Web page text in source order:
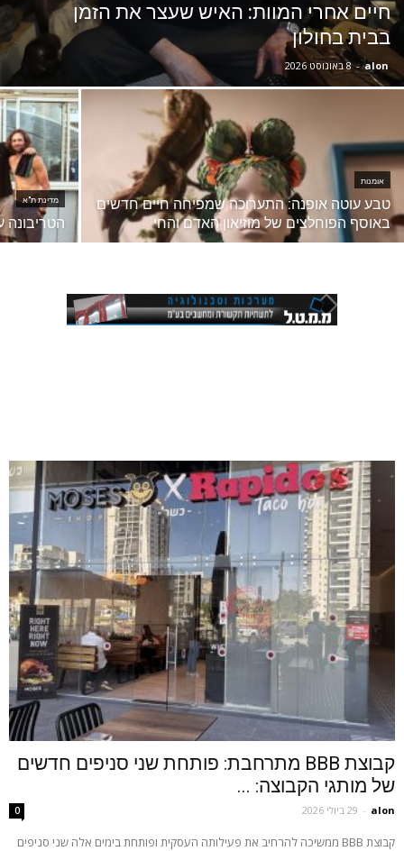
חיים אחרי המוות: האיש שעצר את הזמן
בבית בחולון
alon
- 8 באוגוסט 2026
אומנות
טבע עוטה אופנה: התערוכה שמפיחה חיים חדשים
באוסף הפוחלצים של מוזיאון האדם והחי
מדינת ת"א
קבוצת BBB מתרחבת: פותחת שני סניפים חדשים
של מותגי הקבוצה: ...
alon
- 29 ביולי 2026 0
קבוצת BBB ממשיכה להרחיב את פעילותה העסקית ופותחת בימים אלה שני סניפים